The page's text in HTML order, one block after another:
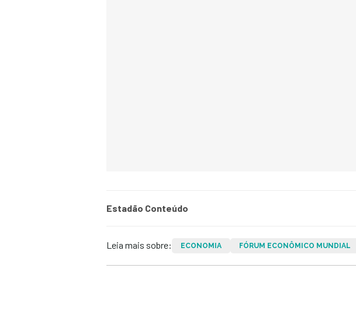
Estadão Conteúdo
Leia mais sobre: ECONOMIA FÓRUM ECONÔMICO MUNDIAL